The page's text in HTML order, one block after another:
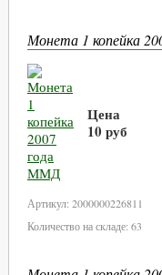
Монета 1 копейка
Цена
10 руб
Артикул: 2000000226811
Количество на складе: 63